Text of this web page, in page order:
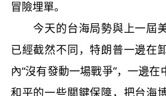
冒險埋單。
今天的台海局勢與上一屆
已經截然不同，特朗普一邊在
內“沒有發動一場戰爭”，一邊
和平的一些關鍵保障，把台海